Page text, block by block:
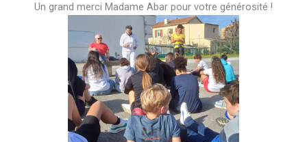
Un grand merci Madame Abar pour votre générosité !